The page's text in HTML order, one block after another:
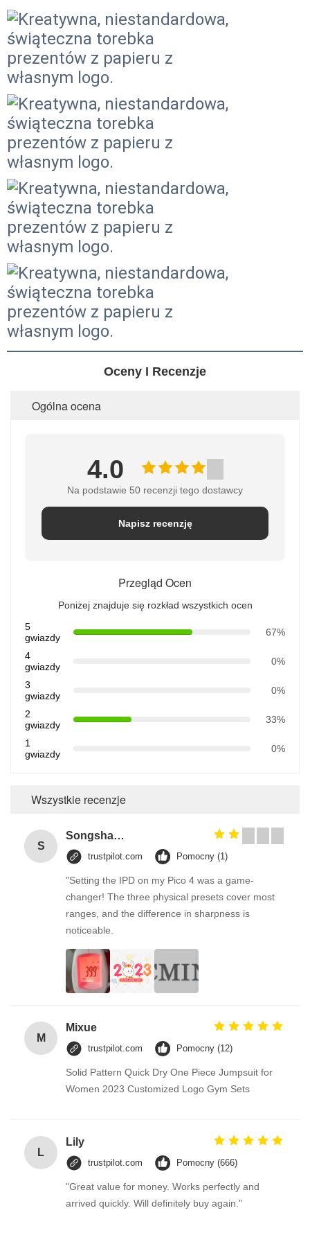
Oceny I Recenzje
Ogólna ocena
4.0
Na podstawie 50 recenzji tego dostawcy
Napisz recenzję
Przegląd Ocen
Poniżej znajduje się rozkład wszystkich ocen
5
gwiazdy
67%
4
gwiazdy
0%
3
gwiazdy
0%
2
gwiazdy
33%
1
gwiazdy
0%
Wszystkie recenzje
S
Songshang
trustpilot.com Pomocny (1)
"Setting the IPD on my Pico 4 was a game-
changer! The three physical presets cover most
ranges, and the difference in sharpness is
noticeable.
M
Mixue
trustpilot.com Pomocny (12)
Solid Pattern Quick Dry One Piece Jumpsuit for
Women 2023 Customized Logo Gym Sets
L
Lily
trustpilot.com Pomocny (666)
"Great value for money. Works perfectly and
arrived quickly. Will definitely buy again."